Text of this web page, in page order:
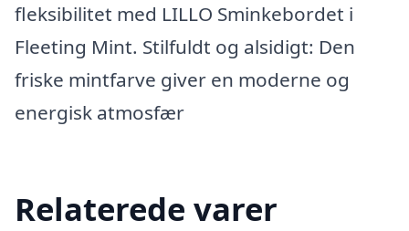
fleksibilitet med LILLO Sminkebordet i
Fleeting Mint. Stilfuldt og alsidigt: Den
friske mintfarve giver en moderne og
energisk atmosfær
Relaterede varer